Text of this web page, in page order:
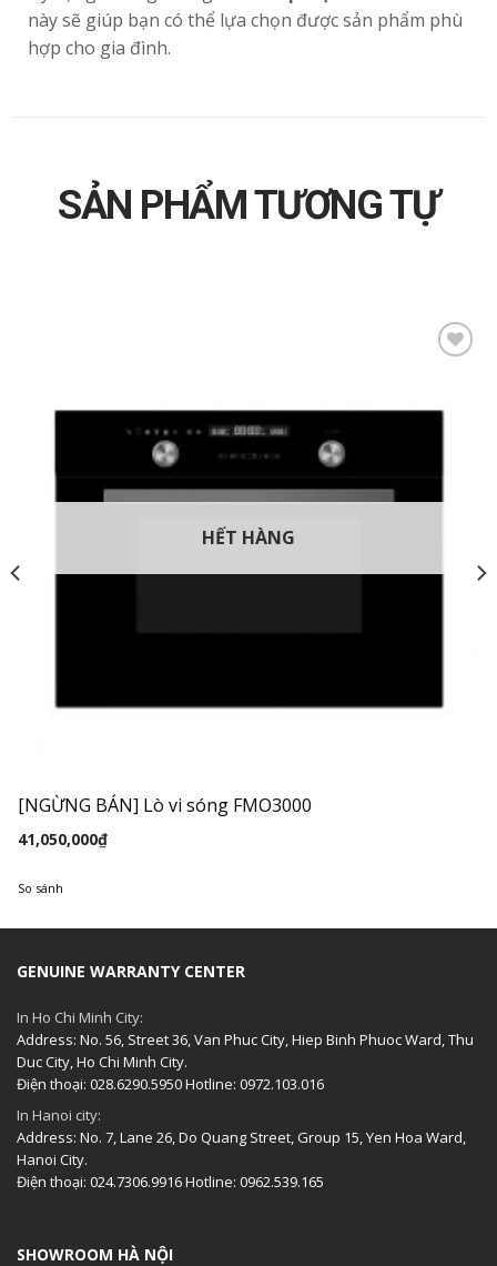
này sẽ giúp bạn có thể lựa chọn được sản phẩm phù
hợp cho gia đình.
SẢN PHẨM TƯƠNG TỰ
HẾT HÀNG
[NGỪNG BÁN] Lò vi sóng FMO3000
41,050,000₫
So sánh
GENUINE WARRANTY CENTER
In Ho Chi Minh City:
Address: No. 56, Street 36, Van Phuc City, Hiep Binh Phuoc Ward, Thu
Duc City, Ho Chi Minh City.
Điện thoại: 028.6290.5950 Hotline: 0972.103.016
In Hanoi city:
Address: No. 7, Lane 26, Do Quang Street, Group 15, Yen Hoa Ward,
Hanoi City.
Điện thoại: 024.7306.9916 Hotline: 0962.539.165
SHOWROOM HÀ NỘI